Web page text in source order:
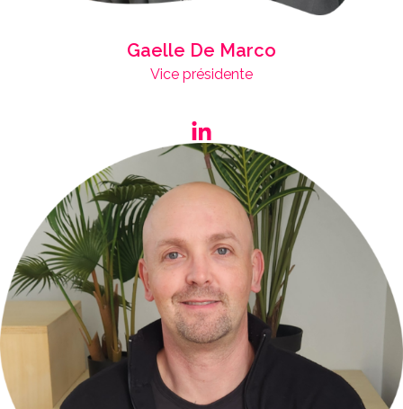
Gaelle De Marco
Vice présidente